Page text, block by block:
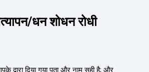
धन शोधन रोधी
द्वारा दिया गया पता और नाम सही है; और